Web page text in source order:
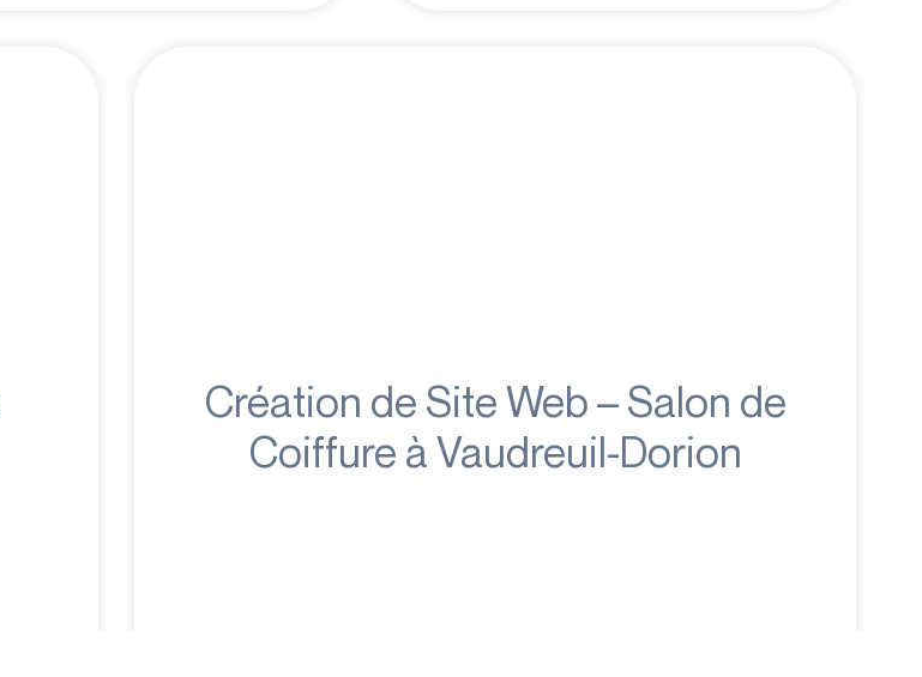
Création de Site Web – Salon de
Coiffure à Vaudreuil-Dorion